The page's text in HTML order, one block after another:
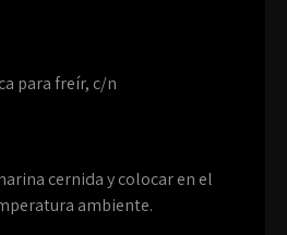
para freír, c/n
cernida y colocar en el
ambiente.